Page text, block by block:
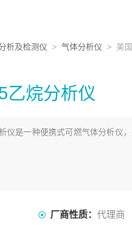
析及检测仪 > 气体分析仪 > 美
乙烷分析仪
仪是一种便携式可燃气体分析仪
厂商性质： 代理商